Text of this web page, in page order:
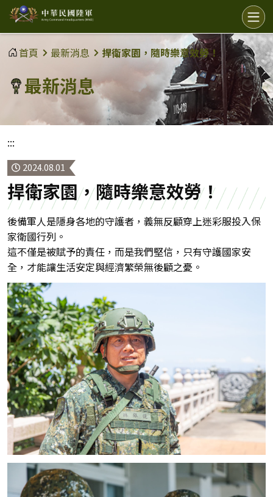
中
華
民
國
陸
選
單
首頁
最新消息 捍衛家園，隨時樂意效勞！
最新消息
:::
2024.08.01
捍衛家園，隨時樂意效勞！
後備軍人是隱身各地的守護者，義無反顧穿上迷彩服投入保
家衛國行列。
這不僅是被賦予的責任，而是我們堅信，只有守護國家安
全，才能讓生活安定與經濟繁榮無後顧之憂。